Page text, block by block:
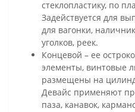
стеклопластику, по
Задействуется для
для вагонки,
уголков, реек.
Концевой – ее
элементы, винтовые
размещены на
Девайс применяют
паза, канавок,